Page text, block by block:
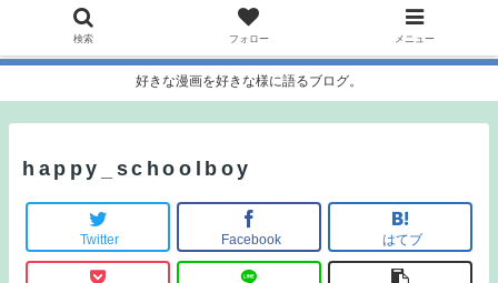
好きな漫画を好きな様に語るブログ。
happy_schoolboy
Twitter Facebook はてブ
検索 フォロー メニュー